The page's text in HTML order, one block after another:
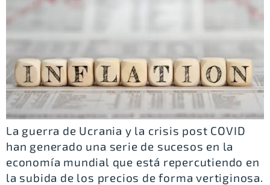
La guerra de Ucrania y la crisis post COVID
han generado una serie de sucesos en la
economía mundial que está repercutiendo en
la subida de los precios de forma vertiginosa.